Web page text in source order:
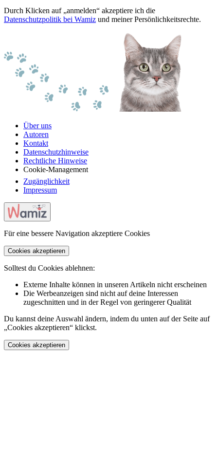
Durch Klicken auf „anmelden“ akzeptiere ich die
Datenschutzpolitik bei Wamiz und meiner Persönlichkeitsrechte.
Über uns
Autoren
Kontakt
Datenschutzhinweise
Rechtliche Hinweise
Cookie-Management
Zugänglichkeit
Impressum
Für eine bessere Navigation akzeptiere Cookies
Cookies akzeptieren
Solltest du Cookies ablehnen:
Externe Inhalte können in unseren Artikeln nicht erscheinen
Die Werbeanzeigen sind nicht auf deine Interessen
zugeschnitten und in der Regel von geringerer Qualität
Du kannst deine Auswahl ändern, indem du unten auf der Seite auf
„Cookies akzeptieren“ klickst.
Cookies akzeptieren